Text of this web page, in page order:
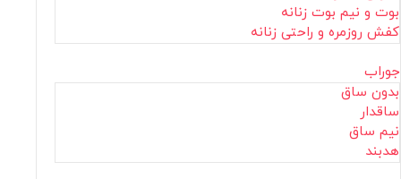
بوت و نیم بوت زنانه
کفش روزمره و راحتی زنانه
جوراب
بدون ساق
ساقدار
نیم ساق
هدبند